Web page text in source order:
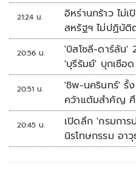
21:24 น.
อิหร่านกร้าว ไม่
สหรัฐฯ ไม่ปฏิบัติ
20:56 น.
'บิสโซลี-ดาร์ลัน'
'บุรีรัมย์' บุกเชือ
นัดรวด
20:51 น.
'ชิพ-นครินทร์' รั้
คว้าแต้มสำคัญ
20:45 น.
เปิดลึก 'กรมกา
นิรโทษกรรม อา